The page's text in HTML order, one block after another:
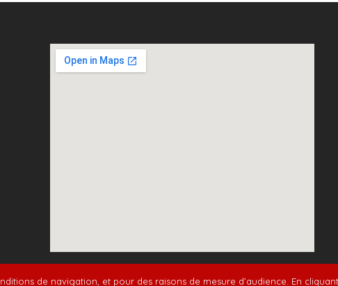
du site/ Mentions légales et politique de confidentialité
de navigation, et pour des raisons de mesure d’audience. En